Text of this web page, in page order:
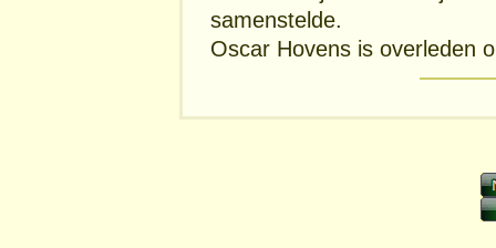
samenstelde.
Oscar Hovens is overleden